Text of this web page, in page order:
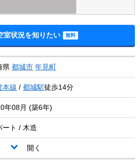
室状況を知りたい
県 都城市 年見町
本線 / 都城駅徒歩14分
年08月 (築6年)
ート / 木造
開く